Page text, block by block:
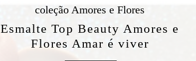
coleção Amores e Flores
Esmalte Top Beauty Amores e
Flores Amar é viver